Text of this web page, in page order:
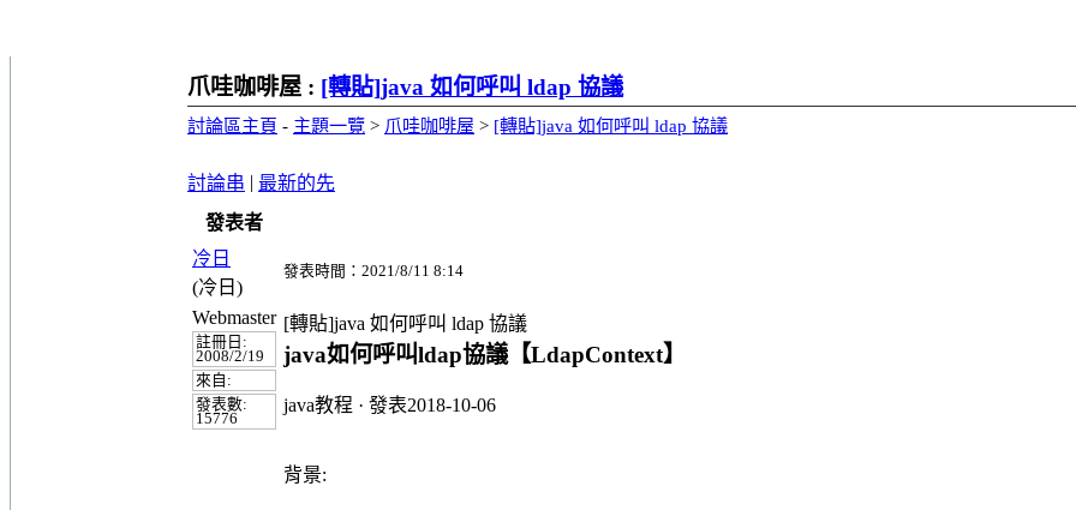
爪哇咖啡屋 : [轉貼]java 如何呼叫 ldap 協議
討論區主頁 - 主題一覽 > 爪哇咖啡屋 > [轉貼]java 如何呼叫 ldap 協議
討論串 | 最新的先
發表者
冷日
(冷日)
發表時間：2021/8/11 8:14
Webmaster
註冊日:
2008/2/19
來自:
發表數:
15776
[轉貼]java 如何呼叫 ldap 協議
java如何呼叫ldap協議【LdapContext】
java教程 · 發表2018-10-06
背景: